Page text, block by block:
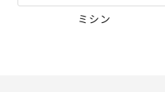
ミシン